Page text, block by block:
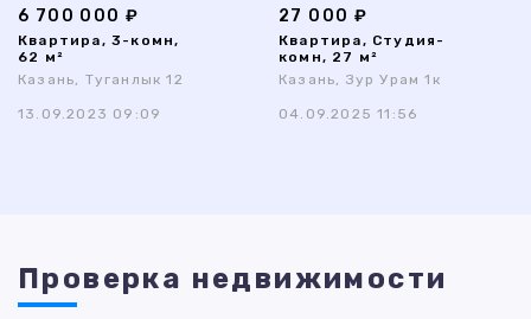
6 700 000 ₽
Квартира, 3-комн,
62 м²
Казань, Туганлык 12
13.09.2023 09:09
27 000 ₽
Квартира, Студия-
комн, 27 м²
Казань, Зур Урам 1к
04.09.2025 11:56
Проверка недвижимости